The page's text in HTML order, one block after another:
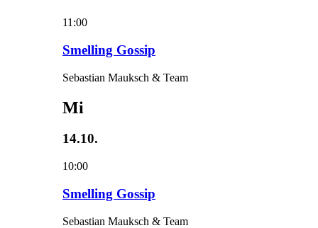
11:00
Smelling Gossip
Sebastian Mauksch & Team
Mi
14.10.
10:00
Smelling Gossip
Sebastian Mauksch & Team